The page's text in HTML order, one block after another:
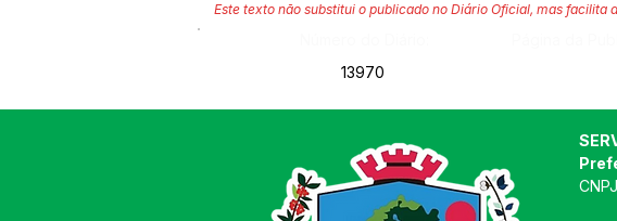
Este texto não substitui o publicado no Diário Oficial, mas facilita
13970
CNPJ